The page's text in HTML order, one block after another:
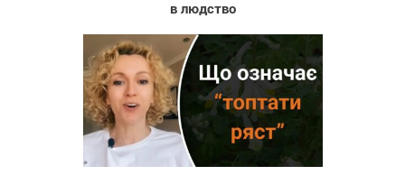
в людство